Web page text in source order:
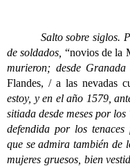
Salto sobre siglos. Por
de soldados, “novios de la
murieron; desde
Flandes, / a las nevadas
estoy, y en el año 1579,
sitiada desde meses por
defendida por los tenaces
que se admira también de
mujeres gruesos, bien